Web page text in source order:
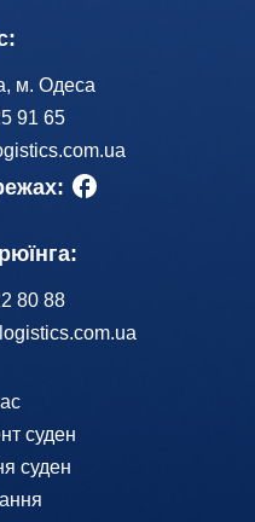
м. Одеса
91 65
80 88
суден
суден